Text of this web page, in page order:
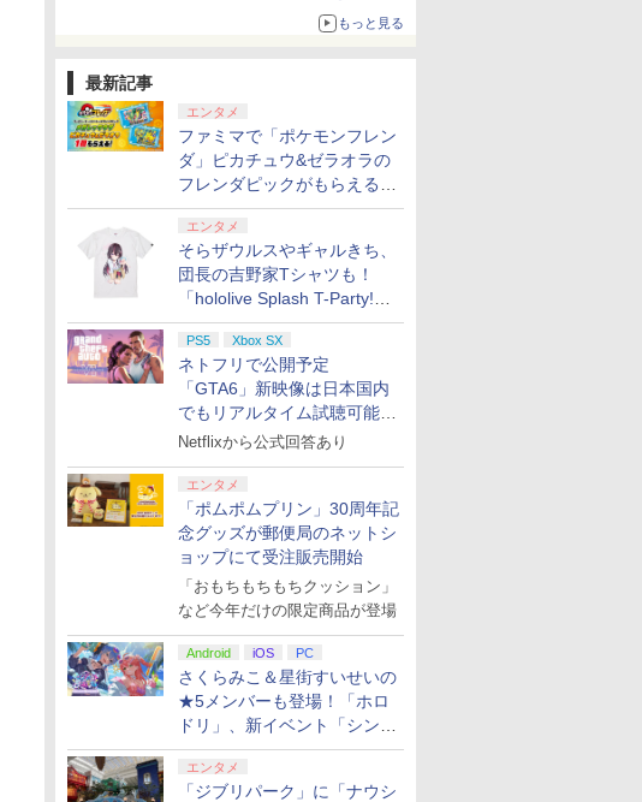
もっと見る
最新記事
エンタメ
ファミマで「ポケモンフレン
ダ」ピカチュウ&ゼラオラの
フレンダピックがもらえるキ
ャンペーン開催！
エンタメ
そらザウルスやギャルきち、
団長の吉野家Tシャツも！
「hololive Splash T-Party!」
全Tシャツラインナップ公開
＆オンライン販売開始
PS5 Xbox SX
ネトフリで公開予定
「GTA6」新映像は日本国内
でもリアルタイム試聴可能。
しかも日本語字幕付き
Netflixから公式回答あり
エンタメ
「ポムポムプリン」30周年記
念グッズが郵便局のネットシ
ョップにて受注販売開始
「おもちもちもちクッション」
など今年だけの限定商品が登場
Android iOS PC
さくらみこ＆星街すいせいの
★5メンバーも登場！「ホロ
ドリ」、新イベント「シンク
ロする夏のスパークル」がス
タート
エンタメ
「ジブリパーク」に「ナウシ